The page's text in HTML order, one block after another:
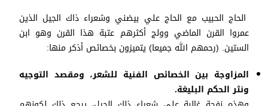
الحاج الحبيب مع الحاج علي بيضني وشعراء ذاك الجيل الذين
عمروا القرن الماضي وولج أكثرهم عتبة هذا القرن وهو ابن
الستين. (رحمهم الله جميعا) يتميزون بخصائص أذكر منها:
المزاوجة بين الخصائص الفنية للشعر، ومقصد التوجيه
ونثر الحكم البليغة.